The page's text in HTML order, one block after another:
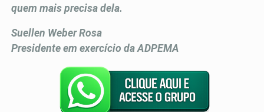
quem mais precisa dela.
Suellen Weber Rosa
Presidente em exercício da ADPEMA